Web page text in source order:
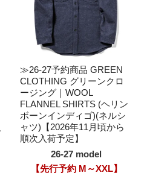
≫26-27予約商品 GREEN
CLOTHING グリーンクロ
ージング｜WOOL
FLANNEL SHIRTS (ヘリン
ボーンインディゴ)(ネルシ
ャツ)【2026年11月頃から
順次入荷予定】
26-27 model
【先行予約 M～XXL】